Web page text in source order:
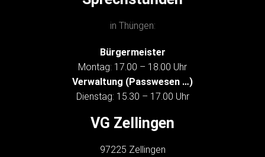
in Thüngen:
Bürgermeister
Montag: 17.00 – 18.00 Uhr
Verwaltung (Passwesen …)
Dienstag: 15.30 – 17.00 Uhr
VG Zellingen
97225 Zellingen